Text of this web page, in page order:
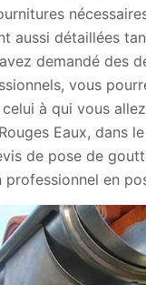
aussi détaillées
demandé des
vous
à qui vous
Eaux, dans
de pose de
professionnel en